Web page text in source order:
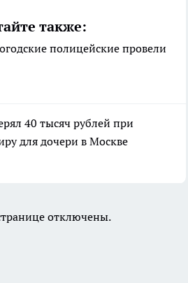
также:
полицейские провели
40 тысяч рублей при
для дочери в Москве
отключены.